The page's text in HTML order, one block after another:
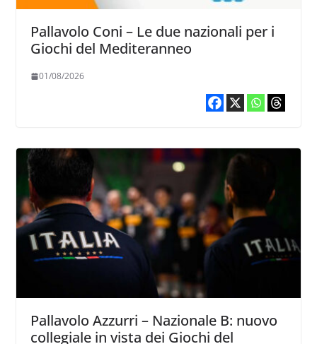
Pallavolo Coni – Le due nazionali per i
Giochi del Mediteranneo
01/08/2026
Pallavolo Azzurri – Nazionale B: nuovo
collegiale in vista dei Giochi del